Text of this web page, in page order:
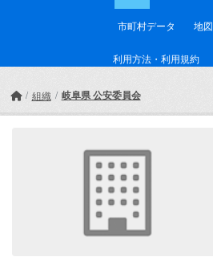
市町村データ 地
利用方法・利用規約
組織 岐阜県 公安委員会